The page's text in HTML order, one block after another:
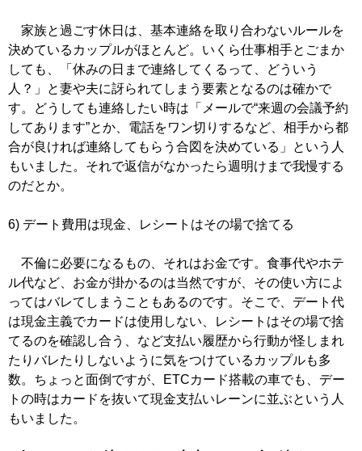
家族と過ごす休日は、基本連絡を取り合わないルールを
決めているカップルがほとんど。いくら仕事相手とごまか
しても、「休みの日まで連絡してくるって、どういう
人？」と妻や夫に訝られてしまう要素となるのは確かで
す。どうしても連絡したい時は「メールで“来週の会議予約
してあります”とか、電話をワン切りするなど、相手から都
合が良ければ連絡してもらう合図を決めている」という人
もいました。それで返信がなかったら週明けまで我慢する
のだとか。
6) デート費用は現金、レシートはその場で捨てる
不倫に必要になるもの、それはお金です。食事代やホテ
ル代など、お金が掛かるのは当然ですが、その使い方によ
ってはバレてしまうこともあるのです。そこで、デート代
は現金主義でカードは使用しない、レシートはその場で捨
てるのを確認し合う、など支払い履歴から行動が怪しまれ
たりバレたりしないように気をつけているカップルも多
数。ちょっと面倒ですが、ETCカード搭載の車でも、デー
トの時はカードを抜いて現金支払いレーンに並ぶという人
もいました。